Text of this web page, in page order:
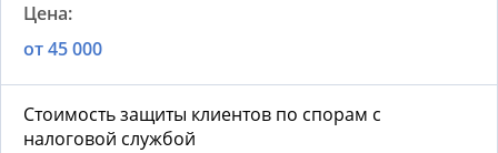
от 45 000
Стоимость защиты клиентов по спорам с
налоговой службой